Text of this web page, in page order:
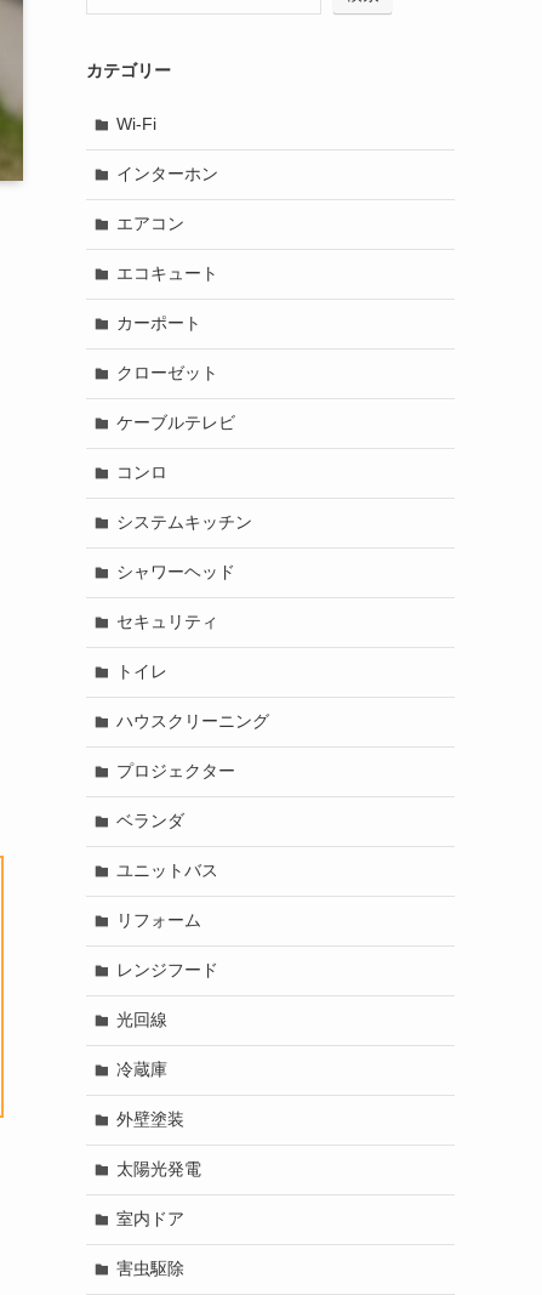
カテゴリー
Wi-Fi
インターホン
エアコン
エコキュート
カーポート
クローゼット
ケーブルテレビ
コンロ
システムキッチン
シャワーヘッド
セキュリティ
トイレ
ハウスクリーニング
プロジェクター
ベランダ
ユニットバス
リフォーム
レンジフード
光回線
冷蔵庫
外壁塗装
太陽光発電
室内ドア
害虫駆除